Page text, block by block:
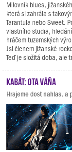
Milovník blues,
která si zahrála s
Tarantula nebo Sweet.
vlastního studia,
hráčem tuzemských
Jsi členem jižanské
Teď je složitá doba, ale
Kabát: Ota Váňa
Hrajeme dost nahlas, a